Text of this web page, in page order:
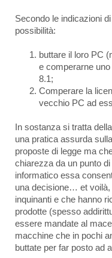
Secondo le indicazioni
possibilità:
buttare il loro PC
e comperarne
8.1;
Comperare la
vecchio PC ad
In sostanza si tratta
una pratica assurda
proposte di legge ma
chiarezza da un punto
informatico essa
una decisione… et voilà,
inquinanti e che hanno
prodotte (spesso
essere mandate al
macchine che in pochi
buttate per far posto ad